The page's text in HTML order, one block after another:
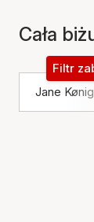
Cała
Jane Kønig
Filtr